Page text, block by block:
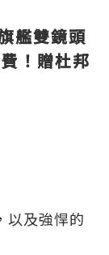
艦雙鏡頭
！贈杜邦
以及強悍的